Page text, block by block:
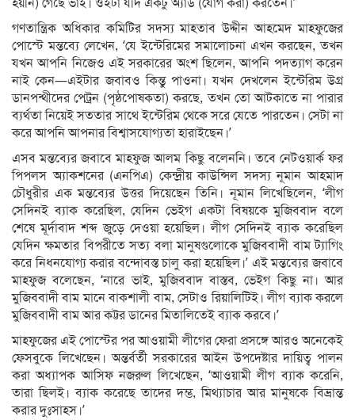
হয়নি) গেছে ভাই। ওইটা যদি একটু অ্যাড (যোগ করা) করতেন।’
গণতান্ত্রিক অধিকার কমিটির সদস্য মাহতাব উদ্দীন আহমেদ মাহফুজের
পোস্টে মন্তব্যে লেখেন, ‘যে ইন্টেরিমের সমালোচনা এখন করছেন, তখন
যখন আপনি নিজেও এই সরকারের অংশ ছিলেন, আপনি পদত্যাগ করেন
নাই কেন—এইটার জবাবও কিন্তু পাওনা। যখন দেখলেন ইন্টেরিম উগ্র
ডানপন্থীদের পেট্রন (পৃষ্ঠপোষকতা) করছে, তখন তো আটকাতে না পারার
ব্যর্থতা নিয়েই সততার সাথে ইন্টেরিম থেকে সরে যেতে পারতেন। সেটা না
করে আপনি আপনার বিশ্বাসযোগ্যতা হারাইছেন।’
এসব মন্তব্যের জবাবে মাহফুজ আলম কিছু বলেননি। তবে নেটওয়ার্ক ফর
পিপলস অ্যাকশনের (এনপিএ) কেন্দ্রীয় কাউন্সিল সদস্য নূমান আহমাদ
চৌধুরীর এক মন্তব্যের উত্তর দিয়েছেন তিনি। নূমান লিখেছিলেন, ‘লীগ
সেদিনই ব্যাক করেছিল, যেদিন ভেইগ একটা বিষয়কে মুজিববাদ বলে
শেষে মূর্দাবাদ শব্দ জুড়ে দেওয়া হয়েছিল। লীগ সেদিনই ব্যাক করেছিল
যেদিন ক্ষমতার বিপরীতে সত্য বলা মানুষগুলোকে মুজিববাদী বাম ট্যাগিং
করে নিধনযোগ্য করার বন্দোবস্ত চালু করা হয়েছিল।’ এই মন্তব্যের জবাবে
মাহফুজ বলেছেন, ‘নারে ভাই, মুজিববাদ বাস্তব, ভেইগ কিছু না। আর
মুজিববাদী বাম মানে বাকশালী বাম, সেটাও রিয়ালিটিই। লীগ ব্যাক করলে
মুজিববাদী বাম আর কট্টর ডানের মিতালিতেই ব্যাক করবে।’
মাহফুজের এই পোস্টের পর আওয়ামী লীগের ফেরা প্রসঙ্গে আরও অনেকেই
ফেসবুকে লিখেছেন। অন্তর্বর্তী সরকারের আইন উপদেষ্টার দায়িত্ব পালন
করা অধ্যাপক আসিফ নজরুল লিখেছেন, ‘আওয়ামী লীগ ব্যাক করেনি,
তারা ছিলই। ব্যাক করেছে তাদের দম্ভ, মিথ্যাচার আর মানুষকে বিভ্রান্ত
করার দুঃসাহস।’